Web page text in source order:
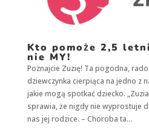
Kto pomoże 2,5
nie MY!
Poznajcie Zuzię! Ta pogodna,
dziewczynka cierpiąca na jedno z
jakie mogą spotkać dziecko.
sprawia, że nigdy nie wyprostuje
nas jej rodzice. – Choroba ta...